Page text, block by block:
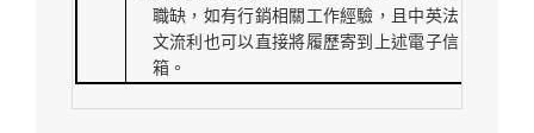
職缺，如有行銷相關工作經驗，且中英法
文流利也可以直接將履歷寄到上述電子信
箱。